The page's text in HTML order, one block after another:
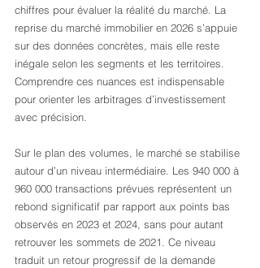
chiffres pour évaluer la réalité du marché. La
reprise du marché immobilier en 2026 s’appuie
sur des données concrètes, mais elle reste
inégale selon les segments et les territoires.
Comprendre ces nuances est indispensable
pour orienter les arbitrages d’investissement
avec précision.
Sur le plan des volumes, le marché se stabilise
autour d’un niveau intermédiaire. Les 940 000 à
960 000 transactions prévues représentent un
rebond significatif par rapport aux points bas
observés en 2023 et 2024, sans pour autant
retrouver les sommets de 2021. Ce niveau
traduit un retour progressif de la demande